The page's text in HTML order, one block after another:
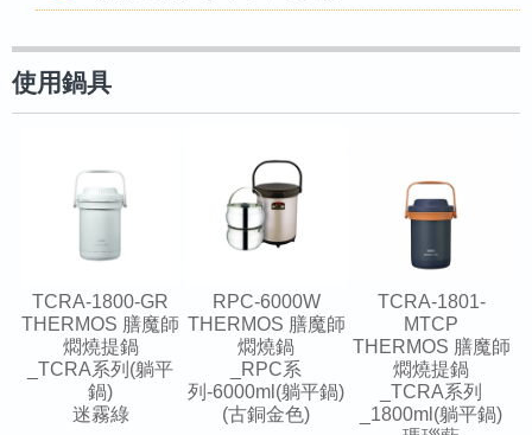
使用鍋具
TCRA-1800-GR
THERMOS 膳魔師
燜燒提鍋
_TCRA系列(躺平
鍋)
迷霧綠
RPC-6000W
THERMOS 膳魔師
燜燒鍋
_RPC系
列-6000ml(躺平鍋)
(古銅金色)
TCRA-1801-
MTCP
THERMOS 膳魔師
燜燒提鍋
_TCRA系列
_1800ml(躺平鍋)